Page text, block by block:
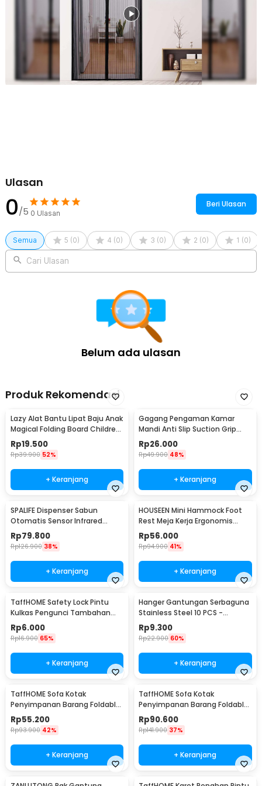
bukan lagi menggunakan lem, melainkan paku payung yang
tersedia dalam 1 paket pembelian.
Beragam Varian Ukuran
Dengan harga yang ekonomis, Anda bebas memilih berbagai
ukuran tirai sesuai dengan ukuran pintu di rumah Anda. Tersedia 8
varian dimensi serta 3 pilihan warna, yaitu hitam, cokelat, dan putih,
yang dapat disesuaikan dengan kebutuhan Anda. Pastikan untuk
1 x Panduan Penggunaan
Ulasan
0/5 0 Ulasan
Beri Ulasan
Semua 5 (0) 4 (0) 3 (0) 2 (0) 1 (0)
Cari Ulasan
Belum ada ulasan
Produk Rekomendasi
Lazy Alat Bantu Lipat Baju Anak
Magical Folding Board Children
Cloth - 002
Rp19.500
Rp39.900 52%
+ Keranjang
Gagang Pengaman Kamar
Mandi Anti Slip Suction Grip
Handle Safety - SG-188
Rp26.000
Rp49.900 48%
+ Keranjang
SPALIFE Dispenser Sabun
Otomatis Sensor Infrared
Stainless Steel 250ml - AD-03
Rp79.800
Rp126.900 38%
+ Keranjang
HOUSEEN Mini Hammock Foot
Rest Meja Kerja Ergonomis
Sandaran Kaki
Rp56.000
Rp94.900 41%
+ Keranjang
TaffHOME Safety Lock Pintu
Kulkas Pengunci Tambahan
Tempel - S1843
Rp6.000
Rp16.900 65%
+ Keranjang
Hanger Gantungan Serbaguna
Stainless Steel 10 PCS -
M127105
Rp9.300
Rp22.900 60%
+ Keranjang
TaffHOME Sofa Kotak
Penyimpanan Barang Foldable
Storage Box 30x30x30cm - L170
Rp55.200
Rp93.900 42%
+ Keranjang
TaffHOME Sofa Kotak
Penyimpanan Barang Foldable
Storage Box 48x30x30cm - L170
Rp90.600
Rp141.900 37%
+ Keranjang